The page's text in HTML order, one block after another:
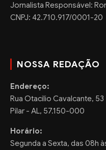
Jornalista Responsável:
CNPJ: 42.710.917/0001-20
NOSSA REDAÇÃO
Endereço:
Rua Otacilio Cavalcante, 53
Pilar - AL, 57.150-000
Horário:
Segunda a Sexta, das 08h